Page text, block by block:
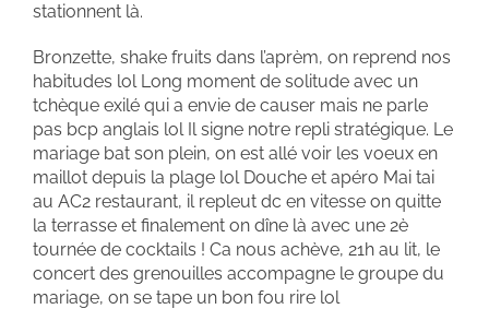
stationnent là.
Bronzette, shake fruits dans l’aprèm, on reprend nos
habitudes lol Long moment de solitude avec un
tchèque exilé qui a envie de causer mais ne parle
pas bcp anglais lol Il signe notre repli stratégique. Le
mariage bat son plein, on est allé voir les voeux en
maillot depuis la plage lol Douche et apéro Mai tai
au AC2 restaurant, il repleut dc en vitesse on quitte
la terrasse et finalement on dîne là avec une 2è
tournée de cocktails ! Ca nous achève, 21h au lit, le
concert des grenouilles accompagne le groupe du
mariage, on se tape un bon fou rire lol